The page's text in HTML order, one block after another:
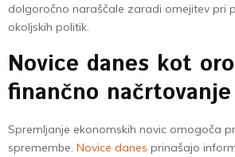
dolgoročno naraščale zaradi omejitev pri
okoljskih politik.
Novice danes kot
finančno načrtovanje
Spremljanje ekonomskih novic omogoča
spremembe. Novice danes prinašajo